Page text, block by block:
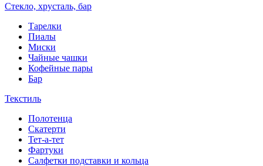
Стекло, хрусталь, бар
Тарелки
Пиалы
Миски
Чайные чашки
Кофейные пары
Бар
Текстиль
Полотенца
Скатерти
Тет-а-тет
Фартуки
Салфетки подставки и кольца